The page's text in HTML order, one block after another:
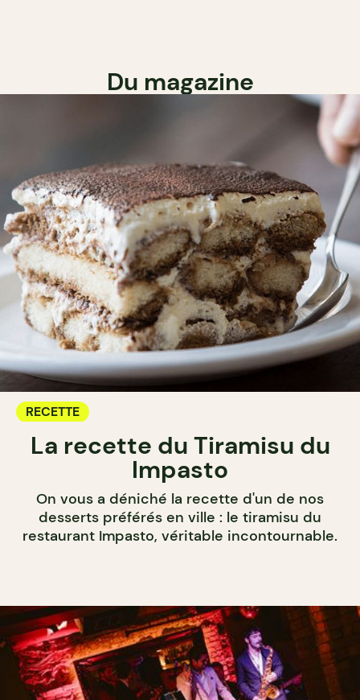
Du magazine
RECETTE
La recette du Tiramisu du
Impasto
On vous a déniché la recette d'un de nos
desserts préférés en ville : le tiramisu du
restaurant Impasto, véritable incontournable.